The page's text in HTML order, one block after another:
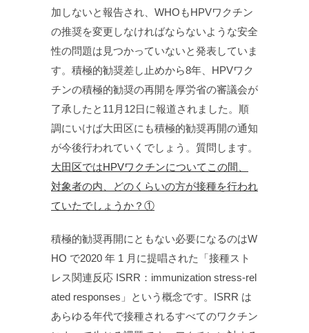
加しないと報告され、WHOもHPVワクチン
の推奨を変更しなければならないような安全
性の問題は見つかっていないと発表していま
す。積極的勧奨差し止めから8年、HPVワク
チンの積極的勧奨の再開を厚労省の審議会が
了承したと11月12日に報道されました。順
調にいけば大田区にも積極的勧奨再開の通知
が今後行われていくでしょう。質問します。
大田区ではHPVワクチンについてこの間、
対象者の内、どのくらいの方が接種を行われ
ていたでしょうか？①
積極的勧奨再開にともない必要になるのはW
HO で2020 年 1 月に提唱された「接種スト
レス関連反応 ISRR：immunization stress-rel
ated responses」という概念です。ISRR は
あらゆる年代で接種されるすべてのワクチン